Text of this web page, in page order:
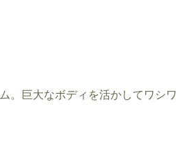
。巨大なボディを活かしてワシワ